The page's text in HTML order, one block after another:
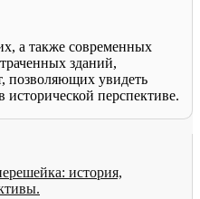
а также современных
зданий,
позволяющих увидеть
исторической перспективе.
история,